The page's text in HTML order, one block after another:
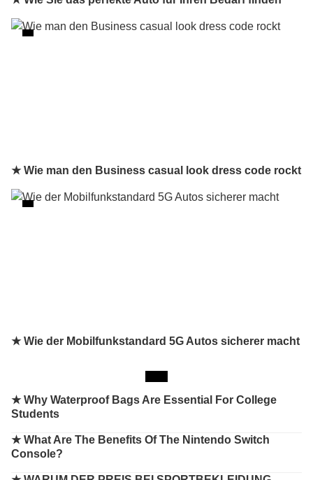
★ Wie man den Business casual look dress code rockt
★ Wie der Mobilfunkstandard 5G Autos sicherer macht
★Why Waterproof Bags Are Essential For College
Students
★What Are The Benefits Of The Nintendo Switch
Console?